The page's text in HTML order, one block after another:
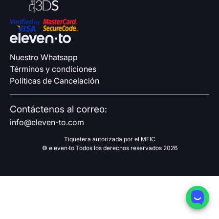
Nuestro Whatsapp
Términos y condiciones
Políticas de Cancelación
Contáctenos al correo:
info@eleven-to.com
Tiquetera autorizada por el MEIC
© eleven·to Todos los derechos reservados 2026